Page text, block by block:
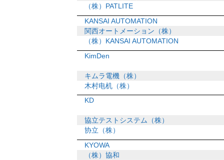
（株）PATLITE
KANSAI AUTOMATION
関西オートメーション（株）
（株）KANSAI AUTOMATION
KimDen
キムラ電機（株）
木村电机（株）
KD
協立テストシステム（株）
协立（株）
KYOWA
（株）協和